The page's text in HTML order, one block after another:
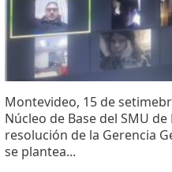
Montevideo, 15 de
Núcleo de Base del SMU
resolución de la Gerencia
se plantea...